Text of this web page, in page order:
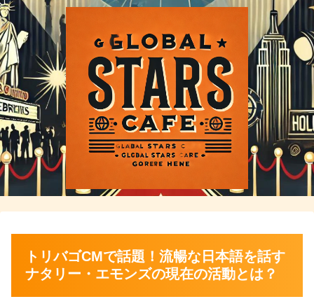
トリバゴCMで話題！流暢な日本語を話す
ナタリー・エモンズの現在の活動とは？